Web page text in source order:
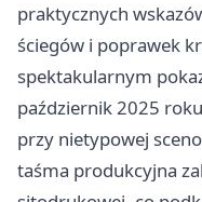
praktycznych
ściegów i poprawek
spektakularnym
październik 2025
przy nietypowej
taśma produkcyjna